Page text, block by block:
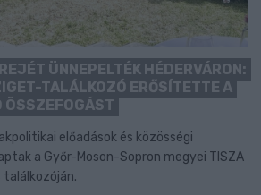
ÜNNEPELTÉK HÉDERVÁRON:
TALÁLKOZÓ ERŐSÍTETTE A
ÖSSZEFOGÁST
előadások és közösségi
a Győr-Moson-Sopron megyei TISZA
találkozóján.